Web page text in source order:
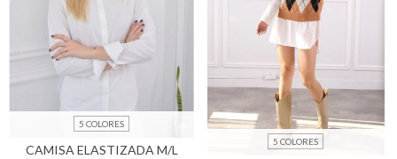
5 COLORES
CAMISA ELASTIZADA M/L
5 COLORES